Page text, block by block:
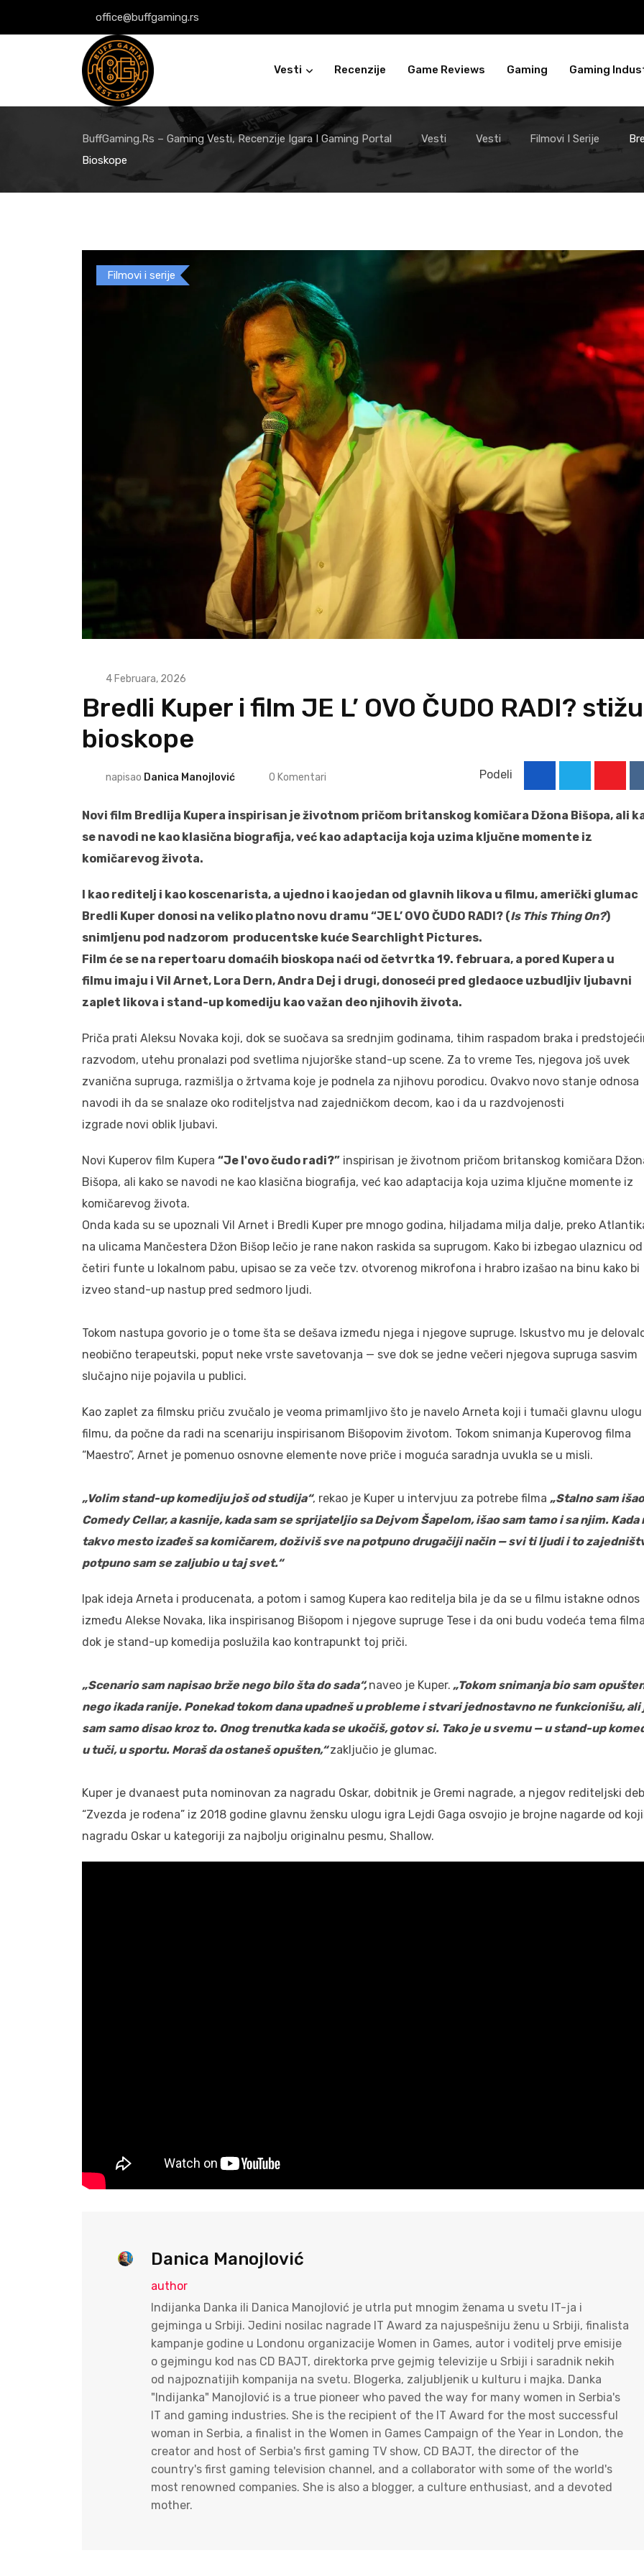
to
office@buffgaming.rs
Vesti Recenzije Game Reviews Gaming Gaming
BuffGaming.rs – Gaming Vesti, Recenzije Igara I Gaming Portal Vesti Vesti Filmovi I Serije
Bioskope
Filmovi i serije
4 Februara, 2026
Bredli Kuper i film JE L’ OVO ČUDO RADI?
bioskope
napisao Danica Manojlović 0 Komentari Podeli
Novi film Bredlija Kupera inspirisan je životnom pričom britanskog komičara Džona Bišopa, ali
se navodi ne kao klasična biografija, već kao adaptacija koja uzima ključne momente iz
komičarevog života.
I kao reditelj i kao koscenarista, a ujedno i kao jedan od glavnih likova u filmu, američki glumac
Bredli Kuper donosi na veliko platno novu dramu “JE L’ OVO ČUDO RADI? (Is This Thing On?)
snimljenu pod nadzorom producentske kuće Searchlight Pictures.
Film će se na repertoaru domaćih bioskopa naći od četvrtka 19. februara, a pored Kupera u
filmu imaju i Vil Arnet, Lora Dern, Andra Dej i drugi, donoseći pred gledaoce uzbudljiv ljubavni
zaplet likova i stand-up komediju kao važan deo njihovih života.
Priča prati Aleksu Novaka koji, dok se suočava sa srednjim godinama, tihim raspadom braka i
razvodom, utehu pronalazi pod svetlima njujorške stand-up scene. Za to vreme Tes, njegova još uvek
zvanična supruga, razmišlja o žrtvama koje je podnela za njihovu porodicu. Ovakvo novo stanje odnosa
navodi ih da se snalaze oko roditeljstva nad zajedničkom decom, kao i da u razdvojenosti
izgrade novi oblik ljubavi.
Novi Kuperov film Kupera “Je l'ovo čudo radi?” inspirisan je životnom pričom britanskog komičara
Bišopa, ali kako se navodi ne kao klasična biografija, već kao adaptacija koja uzima ključne momente iz
komičarevog života.
Onda kada su se upoznali Vil Arnet i Bredli Kuper pre mnogo godina, hiljadama milja dalje, preko
na ulicama Mančestera Džon Bišop lečio je rane nakon raskida sa suprugom. Kako bi izbegao ulaznicu od
četiri funte u lokalnom pabu, upisao se za veče tzv. otvorenog mikrofona i hrabro izašao na binu kako bi
izveo stand-up nastup pred sedmoro ljudi.
Tokom nastupa govorio je o tome šta se dešava između njega i njegove supruge. Iskustvo mu je
neobično terapeutski, poput neke vrste savetovanja — sve dok se jedne večeri njegova supruga sasvim
slučajno nije pojavila u publici.
Kao zaplet za filmsku priču zvučalo je veoma primamljivo što je navelo Arneta koji i tumači glavnu ulogu
filmu, da počne da radi na scenariju inspirisanom Bišopovim životom. Tokom snimanja Kuperovog filma
“Maestro”, Arnet je pomenuo osnovne elemente nove priče i moguća saradnja uvukla se u misli.
„Volim stand-up komediju još od studija“, rekao je Kuper u intervjuu za potrebe filma „Stalno sam
Comedy Cellar, a kasnije, kada sam se sprijateljio sa Dejvom Šapelom, išao sam tamo i sa njim. Kada
takvo mesto izađeš sa komičarem, doživiš sve na potpuno drugačiji način — svi ti ljudi i to
potpuno sam se zaljubio u taj svet.“
Ipak ideja Arneta i producenata, a potom i samog Kupera kao reditelja bila je da se u filmu istakne odnos
između Alekse Novaka, lika inspirisanog Bišopom i njegove supruge Tese i da oni budu vodeća tema
dok je stand-up komedija poslužila kao kontrapunkt toj priči.
„Scenario sam napisao brže nego bilo šta do sada“,naveo je Kuper. „Tokom snimanja bio sam
nego ikada ranije. Ponekad tokom dana upadneš u probleme i stvari jednostavno ne funkcionišu, ali
sam samo disao kroz to. Onog trenutka kada se ukočiš, gotov si. Tako je u svemu — u stand-up
u tuči, u sportu. Moraš da ostaneš opušten,“zaključio je glumac.
Kuper je dvanaest puta nominovan za nagradu Oskar, dobitnik je Gremi nagrade, a njegov rediteljski
“Zvezda je rođena” iz 2018 godine glavnu žensku ulogu igra Lejdi Gaga osvojio je brojne nagarde od
nagradu Oskar u kategoriji za najbolju originalnu pesmu, Shallow.
Danica Manojlović
author
Indijanka Danka ili Danica Manojlović je utrla put mnogim ženama u svetu IT-ja i
gejminga u Srbiji. Jedini nosilac nagrade IT Award za najuspešniju ženu u Srbiji, finalista
kampanje godine u Londonu organizacije Women in Games, autor i voditelj prve emisije
o gejmingu kod nas CD BAJT, direktorka prve gejmig televizije u Srbiji i saradnik nekih
od najpoznatijih kompanija na svetu. Blogerka, zaljubljenik u kulturu i majka. Danka
"Indijanka" Manojlović is a true pioneer who paved the way for many women in Serbia's
IT and gaming industries. She is the recipient of the IT Award for the most successful
woman in Serbia, a finalist in the Women in Games Campaign of the Year in London, the
creator and host of Serbia's first gaming TV show, CD BAJT, the director of the
country's first gaming television channel, and a collaborator with some of the world's
most renowned companies. She is also a blogger, a culture enthusiast, and a devoted
mother.